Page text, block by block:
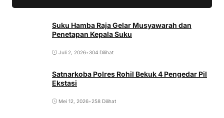
Suku Hamba Raja Gelar Musyawarah dan
Penetapan Kepala Suku
Juli 2, 2026•304 Dilihat
Satnarkoba Polres Rohil Bekuk 4 Pengedar Pil
Ekstasi
Mei 12, 2026• 258 Dilihat